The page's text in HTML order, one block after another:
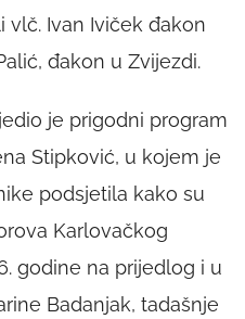
vlč. Ivan Iviček đakon
đakon u Zvijezdi.
je prigodni program
Stipković, u kojem je
podsjetila kako su
Karlovačkog
godine na prijedlog i u
Badanjak, tadašnje